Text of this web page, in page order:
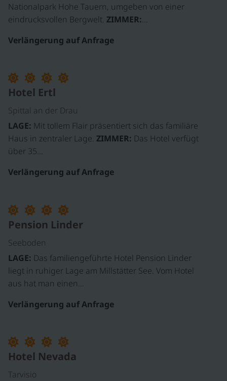
Nationalpark Hohe Tauern, umgeben von einer
eindrucksvollen Bergwelt. ZIMMER:…
Verlängerung auf Anfrage
Hotel Ertl
Spittal an der Drau
LAGE:
Haus in zentraler Lage. ZIMMER:
über 35…
Verlängerung auf Anfrage
Pension Linder
Seeboden
LAGE: Das familiengeführte Hotel Pension Linder
liegt in ruhiger Lage am Millstätter See. Vom Hotel
aus hat man einen…
Verlängerung auf Anfrage
Hotel Nevada
Tarvisio